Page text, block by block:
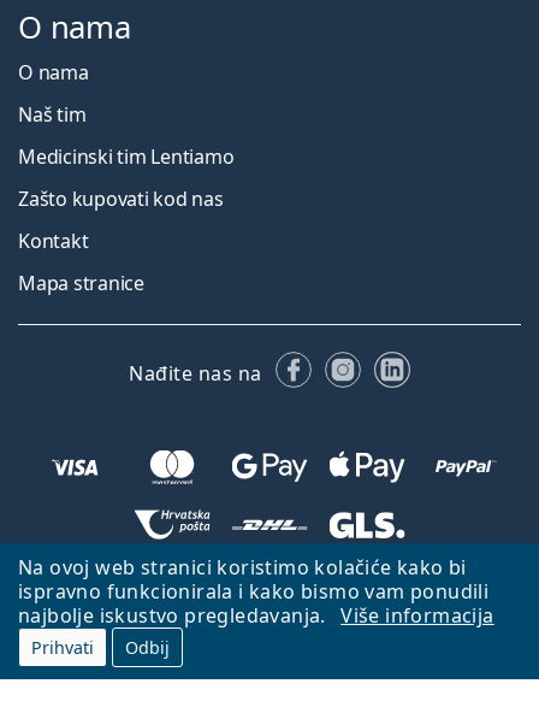
Na ovoj web stranici koristimo kolačiće kako bi
ispravno funkcionirala i kako bismo vam ponudili
najbolje iskustvo pregledavanja.
Više informacija
Prihvati Odbij
O nama
O nama
Naš tim
Medicinski tim Lentiamo
Zašto kupovati kod nas
Kontakt
Mapa stranice
Nađite nas na FacebookuInstagramu
LinkedIn
Natrag na početnu stranicu
Idi gore
Lentiamo.hr je u vlasništvu i upravljanju tvrtke Lentiamo s.r.o., Češka
Republika